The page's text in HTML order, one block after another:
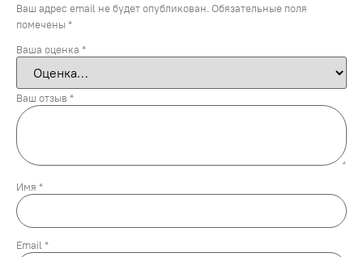
Ваш адрес email не будет опубликован. Обязательные поля
помечены *
Ваша оценка *
Ваш отзыв *
Имя *
Email *